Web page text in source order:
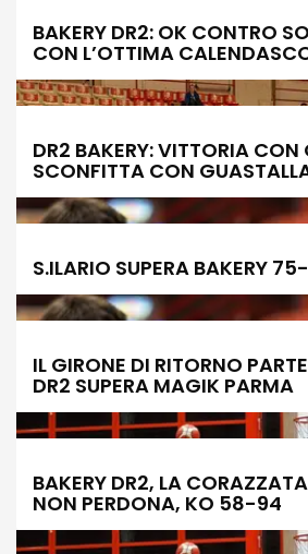
BAKERY DR2: OK CONTRO
CON L’OTTIMA
DR2 BAKERY: VITTORIA CON
SCONFITTA CON
S.ILARIO SUPERA BAKERY
IL GIRONE DI RITORNO
DR2 SUPERA MAGIK PARMA
BAKERY DR2, LA
NON PERDONA, KO 58-94